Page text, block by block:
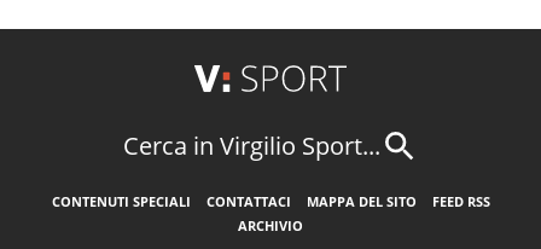
Cerca in Virgilio Sport...
CONTENUTI SPECIALI CONTATTACI MAPPA DEL SITO
FEED RSS
ARCHIVIO